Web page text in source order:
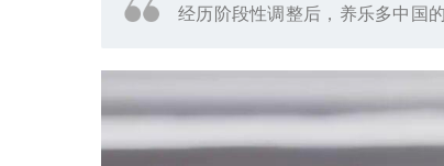
经历阶段性调整后，养乐多中国